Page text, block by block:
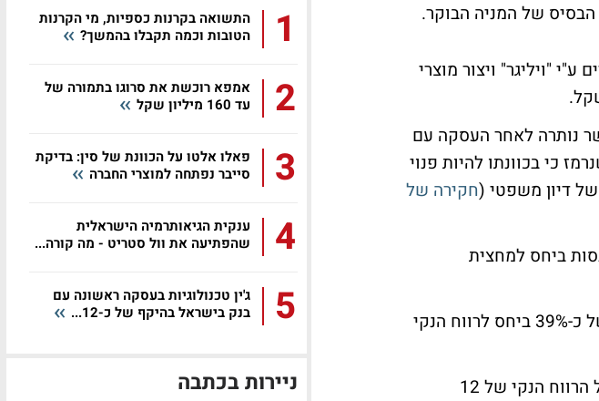
ע"י "ויליגר" ויצור מוצרי
נותרה לאחר העסקה עם
כי בכוונתו להיות פנוי
דיון משפטי (חקירה של
הראשונה של 2019 על צמיחה של כ-7.8% בהכנסות ביחס למחצית
בשורה התחתונה דיווחה החברה על רווח נקי של כ-43.3 מיליון שקל, גידול של כ-39% ביחס לרווח הנקי
בהתאם לשווי השוק הנוכחי של נטו מלינדה, החברה נסחרת במכפיל 11.5 על הרווח הנקי של 12
1
התשואה בקרנות כספיות, מי הקרנות
הטובות וכמה תקבלו בהמשך?
2
אמפא רוכשת את סרוגו בתמורה של
עד 160 מיליון שקל
3
פאלו אלטו על הכוונת של סין: בדיקת
סייבר נפתחה למוצרי החברה
4
ענקית הגיאותרמיה הישראלית
שהפתיעה את וול סטריט - מה קורה...
5
ג'ין טכנולוגיות בעסקה ראשונה עם
בנק בישראל בהיקף של כ-12...
ניירות בכתבה